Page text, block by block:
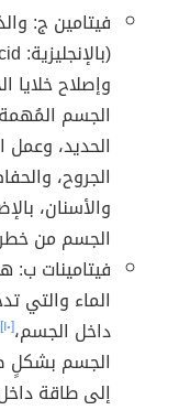
فيتامين ج:
وإصلاح
الجسم
الحديد، وعمل
الجروح،
والأسنان،
الجسم من خطر
فيتامينات ب:
الماء والتي
داخل الجسم،[١٠]
الجسم بشكلٍ
إلى طاقة